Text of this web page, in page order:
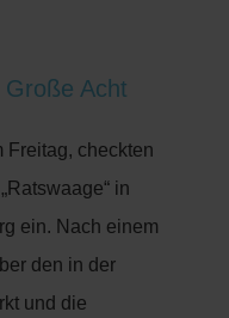
Acht
Freitag, checkten
in
ein. Nach einem
den in der
und die